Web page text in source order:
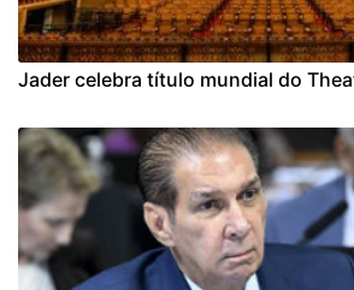
Jader celebra título mundial do